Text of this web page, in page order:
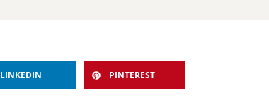
LINKEDIN PINTEREST